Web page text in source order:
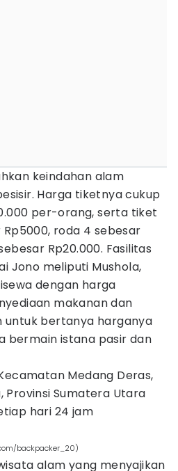
keindahan alam
Harga tiketnya cukup
per-orang, serta tiket
roda 4 sebesar
Rp20.000. Fasilitas
Jono meliputi Mushola,
dengan harga
makanan dan
untuk bertanya harganya
bermain istana pasir dan
Medang Deras,
Provinsi Sumatera Utara
hari 24 jam
backpacker_20)
alam yang menyajikan